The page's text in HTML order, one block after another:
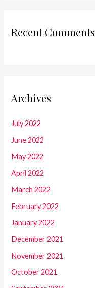
Recent Comments
Archives
July 2022
June 2022
May 2022
April 2022
March 2022
February 2022
January 2022
December 2021
November 2021
October 2021